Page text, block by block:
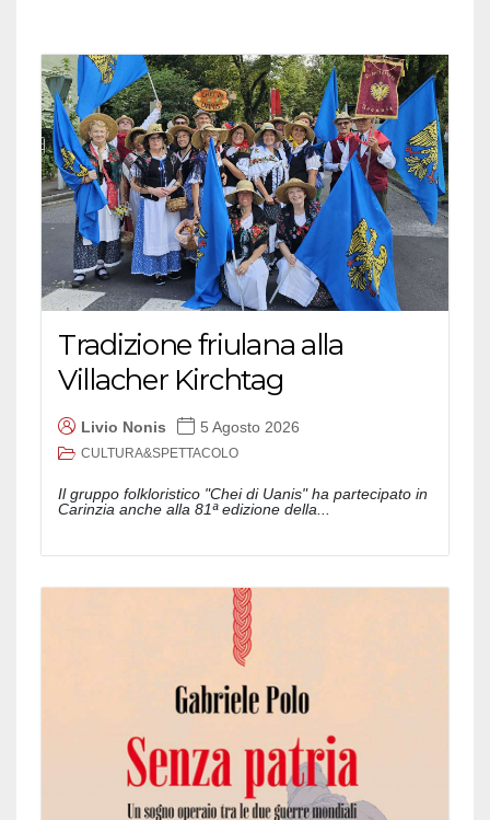
Tradizione friulana alla
Villacher Kirchtag
Livio Nonis 5 Agosto 2026
CULTURA&SPETTACOLO
Il gruppo folkloristico "Chei di Uanis" ha partecipato in
Carinzia anche alla 81ª edizione della...